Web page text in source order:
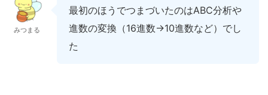
みつまる
最初のほうでつまづいたのはABC分析や
進数の変換（16進数→10進数など）でし
た